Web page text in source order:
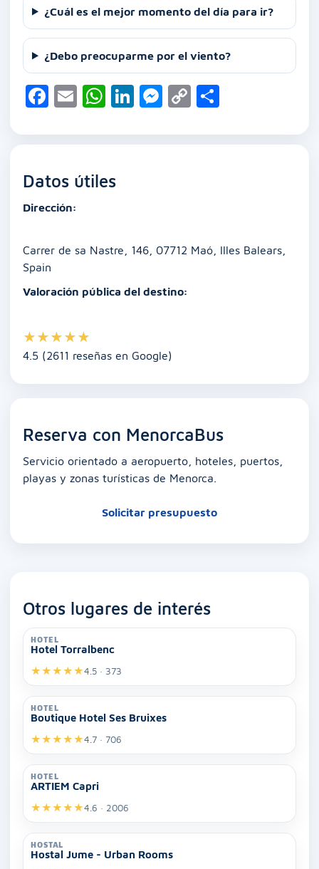
¿Cuál es el mejor momento del día para ir?
¿Debo preocuparme por el viento?
F
c
b
o
k
E
ai
W
at
A
Li
k
M
ss
C
p m
Datos útiles
Dirección:
Carrer de sa Nastre, 146, 07712 Maó, Illes Balears,
Spain
Valoración pública del destino:
★★★★★
4.5 (2611 reseñas en Google)
Reserva con MenorcaBus
Servicio orientado a aeropuerto, hoteles, puertos,
playas y zonas turísticas de Menorca.
Solicitar presupuesto
Otros lugares de interés
HOTEL
Hotel Torralbenc
★★★★★4.5 · 373
HOTEL
Boutique Hotel Ses Bruixes
★★★★★4.7 · 706
HOTEL
ARTIEM Capri
★★★★★4.6 · 2006
HOSTAL
Hostal Jume - Urban Rooms